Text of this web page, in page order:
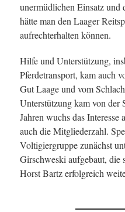
unermüdlichen Einsatz und
hätte man den Laager
aufrechterhalten können.
Hilfe und Unterstützung,
Pferdetransport, kam auch
Gut Laage und vom
Unterstützung kam von der
Jahren wuchs das
auch die Mitgliederzahl.
Voltigiergruppe zunächst
Girschweski aufgebaut, die
Horst Bartz erfolgreich